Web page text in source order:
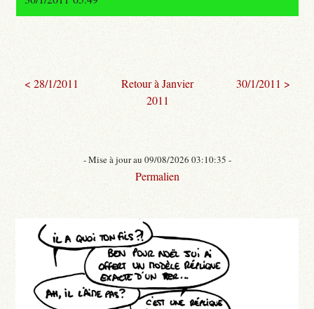
< 28/1/2011
Retour à Janvier
2011
30/1/2011 >
- Mise à jour au 09/08/2026 03:10:35 -
Permalien